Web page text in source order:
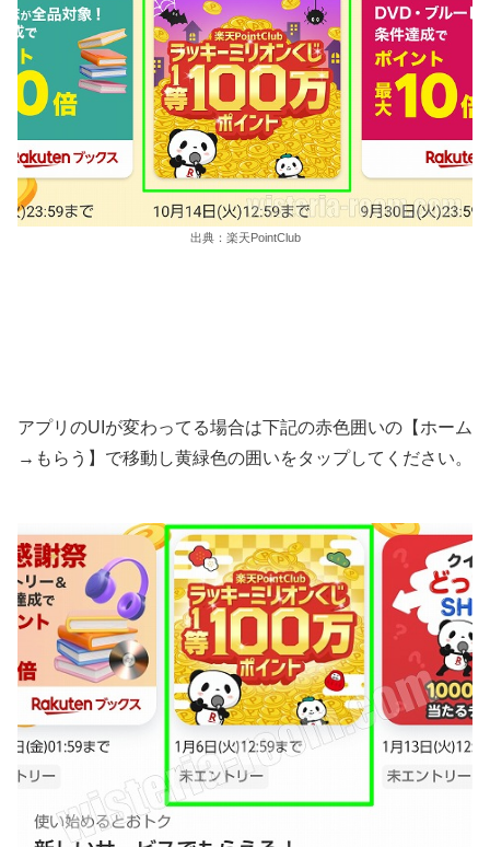
出典：楽天PointClub
アプリのUIが変わってる場合は下記の赤色囲いの【ホーム
→もらう】で移動し黄緑色の囲いをタップしてください。